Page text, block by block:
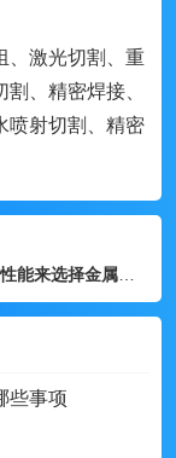
激光切割、重
、精密焊接、
喷射切割、精密
选择金属材料？
些事项